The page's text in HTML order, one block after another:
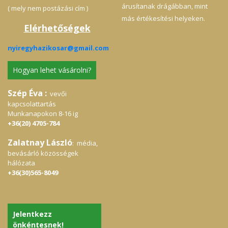
( mely nem postázási cím )
Elérhetőségek
nyiregyhazikosar@gmail.com
Hogyan lehet vásárolni?
Szép Éva : vevői
kapcsolattartás
Munkanapokon 8-16 ig
+36(20) 4705-784
Zalatnay László: média,
bevásárló közösségek
hálózata
+36(30)565-8049
Jelentkezz
önkéntesnek!
árusítanak drágábban, mint
más értékesítési helyeken.